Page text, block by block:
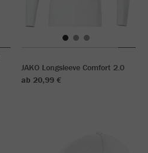
JAKO Longsleeve Comfort 2.0
ab 20,99 €